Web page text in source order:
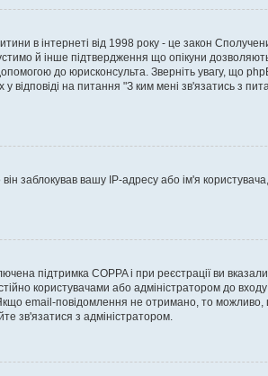
в інтернеті від 1998 року - це закон
й інше підтвердження що опікуни дозволяють
до юрисконсульта. Зверніть увагу, що
на питання "З ким мені зв'язатись з
заблокував вашу IP-адресу або ім'я
підтримка COPPA і при реєстрації ви
користувачами або адміністратором до
email-повідомлення не отримано, то
зв'язатися з адміністратором.